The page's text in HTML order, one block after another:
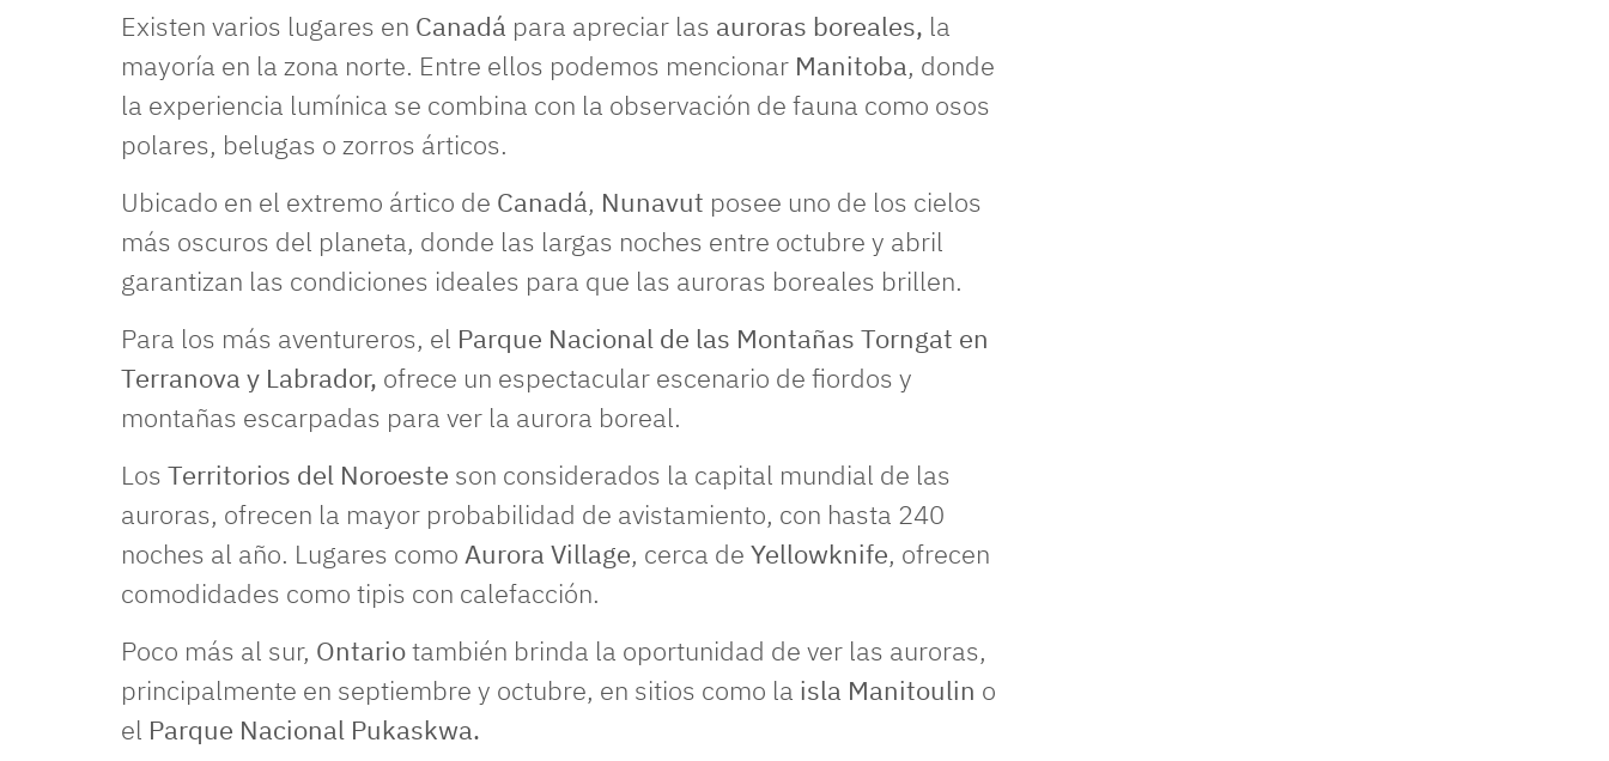
Existen varios lugares en Canadá para apreciar las auroras boreales, la
mayoría en la zona norte. Entre ellos podemos mencionar Manitoba, donde
la experiencia lumínica se combina con la observación de fauna como osos
polares, belugas o zorros árticos.
Ubicado en el extremo ártico de Canadá, Nunavut posee uno de los cielos
más oscuros del planeta, donde las largas noches entre octubre y abril
garantizan las condiciones ideales para que las auroras boreales brillen.
Para los más aventureros, el Parque Nacional de las Montañas Torngat en
Terranova y Labrador, ofrece un espectacular escenario de fiordos y
montañas escarpadas para ver la aurora boreal.
Los Territorios del Noroeste son considerados la capital mundial de las
auroras, ofrecen la mayor probabilidad de avistamiento, con hasta 240
noches al año. Lugares como Aurora Village, cerca de Yellowknife, ofrecen
comodidades como tipis con calefacción.
Poco más al sur, Ontariotambién brinda la oportunidad de ver las auroras,
principalmente en septiembre y octubre, en sitios como la isla Manitoulin o
el Parque Nacional Pukaskwa.